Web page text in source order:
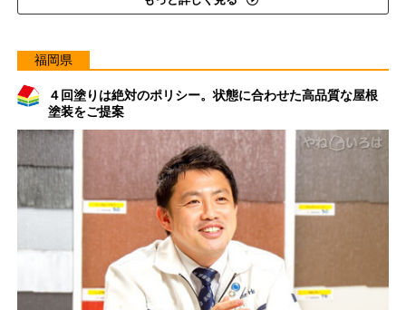
福岡県
４回塗りは絶対のポリシー。状態に合わせた高品質な屋根
塗装をご提案